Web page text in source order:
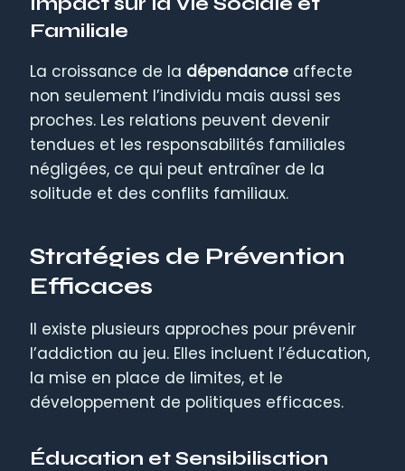
Familiale
La croissance de la dépendance affecte
non seulement l’individu mais aussi ses
proches. Les relations peuvent devenir
tendues et les responsabilités familiales
négligées, ce qui peut entraîner de la
solitude et des conflits familiaux.
Stratégies de Prévention
Efficaces
Il existe plusieurs approches pour prévenir
l’addiction au jeu. Elles incluent l’éducation,
la mise en place de limites, et le
développement de politiques efficaces.
Éducation et Sensibilisation